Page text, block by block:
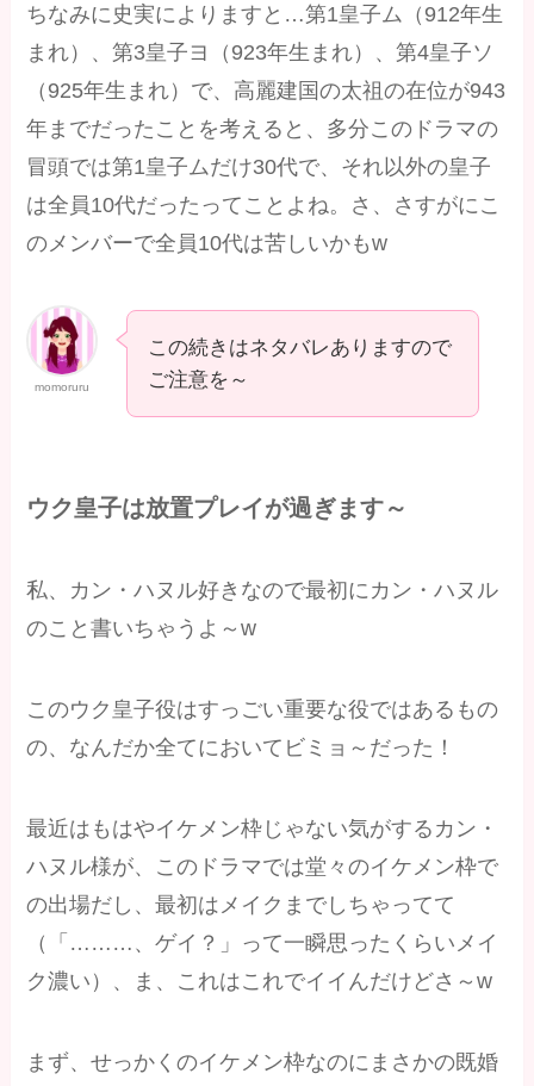
ちなみに史実によりますと…第1皇子ム（912年生
まれ）、第3皇子ヨ（923年生まれ）、第4皇子ソ
（925年生まれ）で、高麗建国の太祖の在位が943
年までだったことを考えると、多分このドラマの
冒頭では第1皇子ムだけ30代で、それ以外の皇子
は全員10代だったってことよね。さ、さすがにこ
のメンバーで全員10代は苦しいかもw
momoruru
この続きはネタバレありますので
ご注意を～
ウク皇子は放置プレイが過ぎます～
私、カン・ハヌル好きなので最初にカン・ハヌル
のこと書いちゃうよ～w
このウク皇子役はすっごい重要な役ではあるもの
の、なんだか全てにおいてビミョ～だった！
最近はもはやイケメン枠じゃない気がするカン・
ハヌル様が、このドラマでは堂々のイケメン枠で
の出場だし、最初はメイクまでしちゃってて
（「………、ゲイ？」って一瞬思ったくらいメイ
ク濃い）、ま、これはこれでイイんだけどさ～w
まず、せっかくのイケメン枠なのにまさかの既婚